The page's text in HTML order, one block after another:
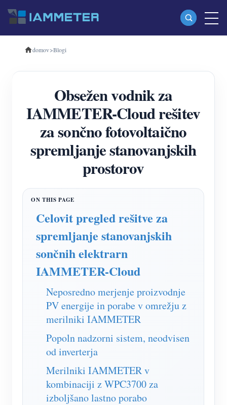
Izdelki
Trifazni merilnik energije Wi-Fi (WEM3080T)
Trifazni merilnik energije Wi-Fi (WEM3046T)
Trifazni merilnik energije Wi-Fi (WEM3050T)
WiFi krmilnik napajanja
IAMMETER Cloud Pro
Simulator IAMMETER
Virtualni števec
Sistem za napovedovanje in simulacijo energije
Aplikacije
Monitor energije solarnega PV sistema
Nadzorni sistem PV grelnika
Avtomatizacija doma
Tovarniški energetski nadzor
Trgovina
Viri
Hitri začetek izdelka
Dokument
Vadnica Video
Skupnost
Razvijalec
Raziščite
Kontakt
domov>Blogi
Obsežen vodnik za
IAMMETER-Cloud rešitev
za sončno fotovoltaično
spremljanje stanovanjskih
prostorov
Celovit pregled rešitve za
spremljanje stanovanjskih
sončnih elektrarn
IAMMETER-Cloud
Neposredno merjenje proizvodnje
PV energije in porabe v omrežju z
merilniki IAMMETER
Popoln nadzorni sistem, neodvisen
od inverterja
Merilniki IAMMETER v
kombinaciji z WPC3700 za
izboljšano lastno porabo